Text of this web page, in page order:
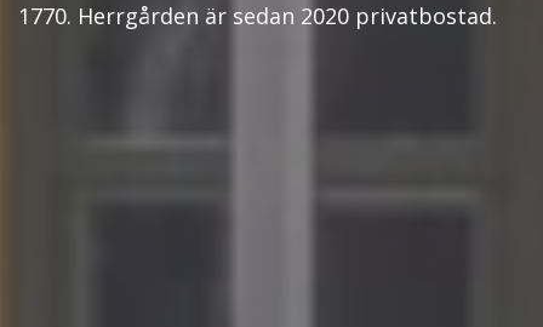
1770. Herrgården är sedan 2020 privatbostad.